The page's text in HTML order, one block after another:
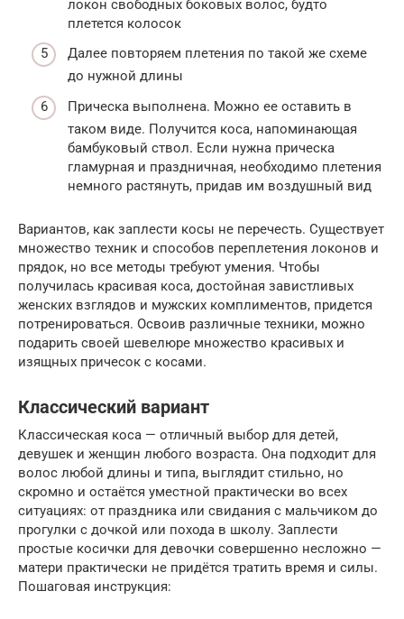
локон свободных боковых волос, будто
плетется колосок
Далее повторяем плетения по такой же схеме
до нужной длины
Прическа выполнена. Можно ее оставить в
таком виде. Получится коса, напоминающая
бамбуковый ствол. Если нужна прическа
гламурная и праздничная, необходимо плетения
немного растянуть, придав им воздушный вид
Вариантов, как заплести косы не перечесть. Существует
множество техник и способов переплетения локонов и
прядок, но все методы требуют умения. Чтобы
получилась красивая коса, достойная завистливых
женских взглядов и мужских комплиментов, придется
потренироваться. Освоив различные техники, можно
подарить своей шевелюре множество красивых и
изящных причесок с косами.
Классический вариант
Классическая коса — отличный выбор для детей,
девушек и женщин любого возраста. Она подходит для
волос любой длины и типа, выглядит стильно, но
скромно и остаётся уместной практически во всех
ситуациях: от праздника или свидания с мальчиком до
прогулки с дочкой или похода в школу. Заплести
простые косички для девочки совершенно несложно —
матери практически не придётся тратить время и силы.
Пошаговая инструкция: